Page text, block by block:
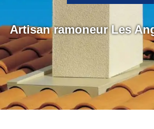
Artisan ramoneur Les